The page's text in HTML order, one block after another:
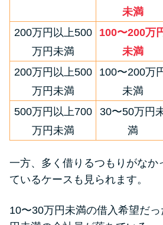
未満
200万円以上500
万円未満
100〜200万
未満
200万円以上500
万円未満
100〜200万
未満
500万円以上700
万円未満
30〜50万円
満
一方、多く借りるつもりがなか
ているケースも見られます。
10〜30万円未満の借入希望だ